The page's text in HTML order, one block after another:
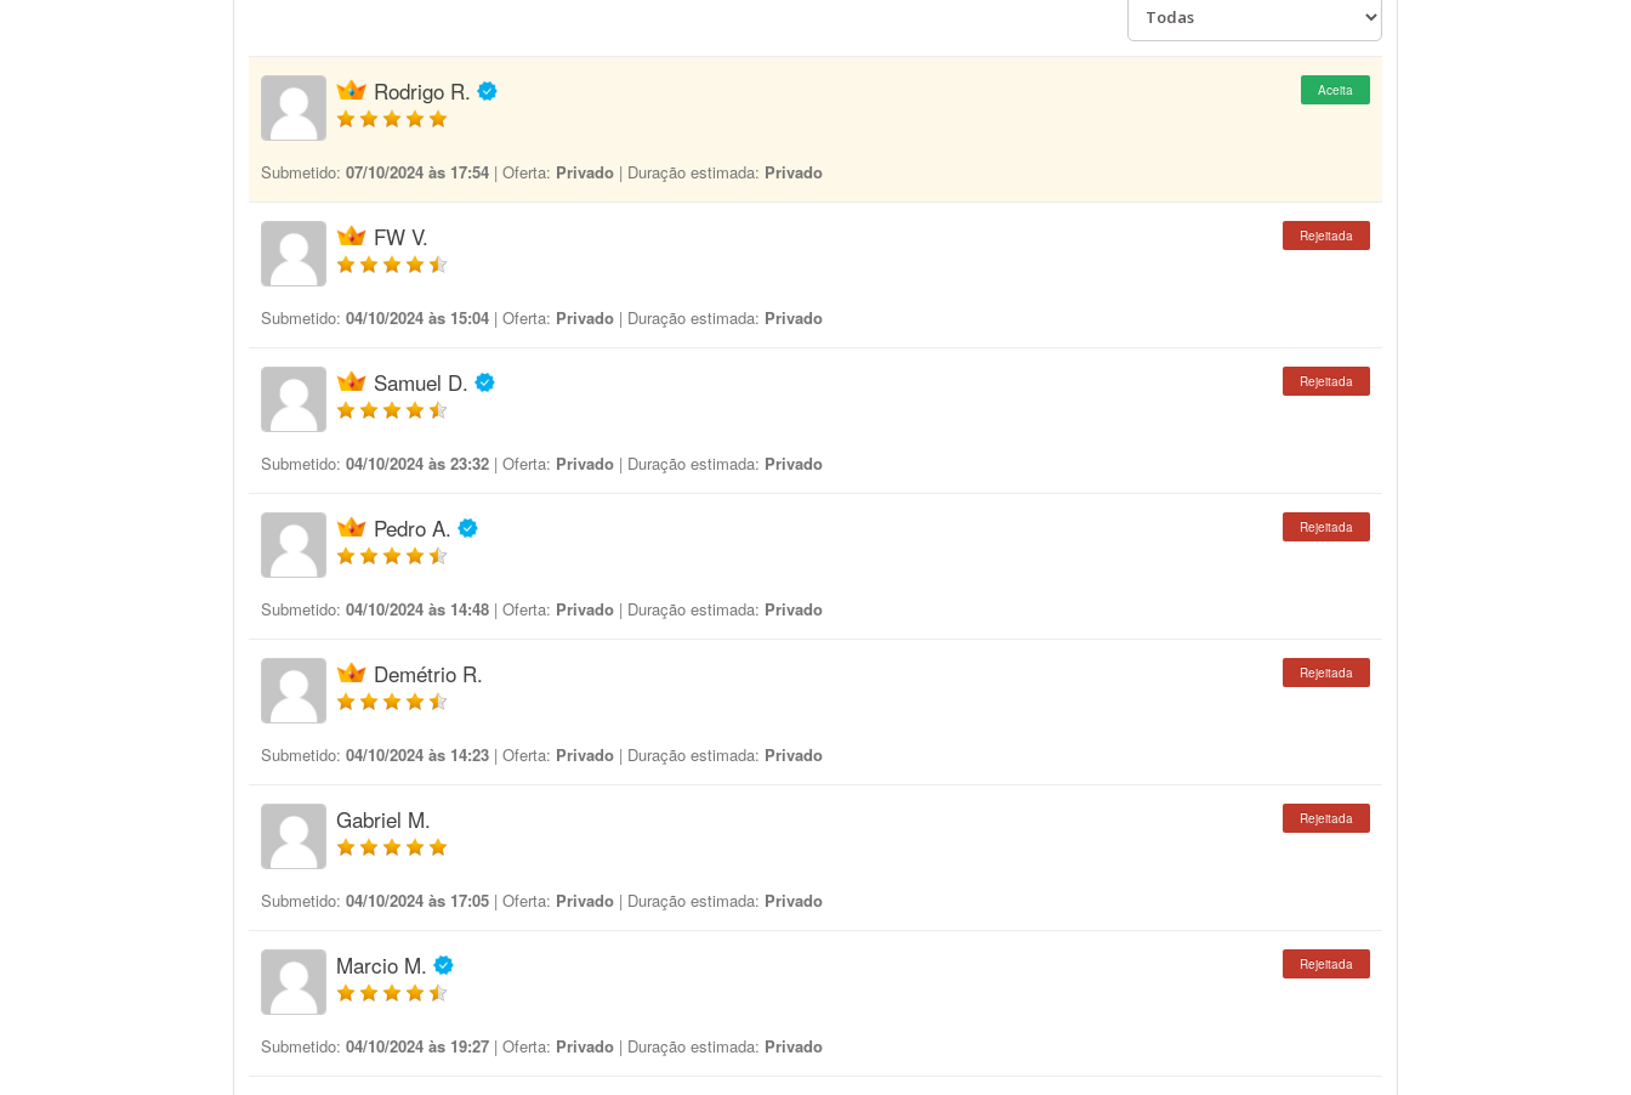
Rodrigo R. Aceita
Submetido: 07/10/2024 às 17:54 | Oferta: Privado | Duração estimada: Privado
FW V. Rejeitada
Submetido: 04/10/2024 às 15:04 | Oferta: Privado | Duração estimada: Privado
Samuel D. Rejeitada
Submetido: 04/10/2024 às 23:32 | Oferta: Privado | Duração estimada: Privado
Pedro A. Rejeitada
Submetido: 04/10/2024 às 14:48 | Oferta: Privado | Duração estimada: Privado
Demétrio R. Rejeitada
Submetido: 04/10/2024 às 14:23 | Oferta: Privado | Duração estimada: Privado
Gabriel M. Rejeitada
Submetido: 04/10/2024 às 17:05 | Oferta: Privado | Duração estimada: Privado
Marcio M. Rejeitada
Submetido: 04/10/2024 às 19:27 | Oferta: Privado | Duração estimada: Privado